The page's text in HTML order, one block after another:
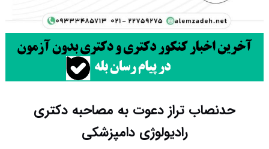
حدنصاب تراز دعوت به مصاحبه دکتری
رادیولوژی دامپزشکی